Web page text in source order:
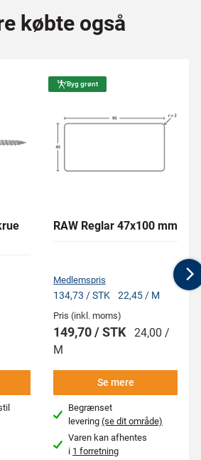
købte også
Byg grønt
RAW Reglar 47x100 mm
Medlemspris
134,73 / STK 22,45 / M
Pris (inkl. moms)
149,70 / STK 24,00 /
M
Se mere
Begrænset
levering(se dit område)
Varen kan afhentes
i 1 forretning